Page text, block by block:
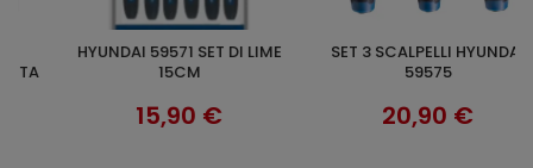
AGGIUNGI AL CARRELLO
15CM
15,90 €
AGGIUNGI AL CARRELLO
59575
20,90 €